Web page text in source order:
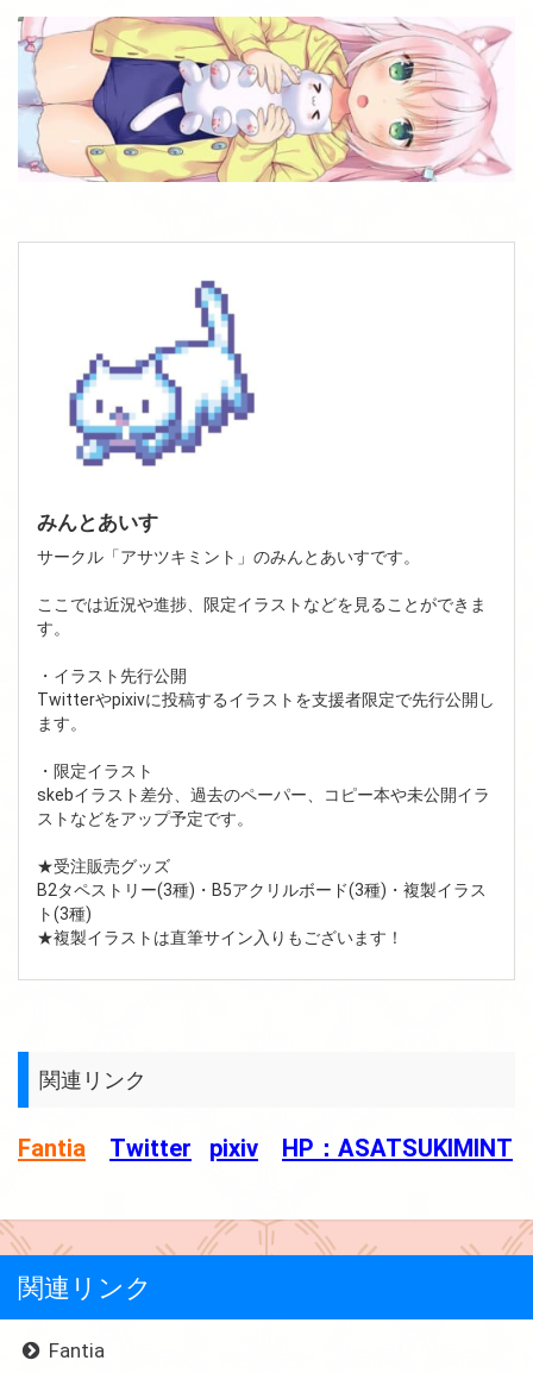
みんとあいす
サークル「アサツキミント」のみんとあいすです。
ここでは近況や進捗、限定イラストなどを見ることができま
す。
・イラスト先行公開
Twitterやpixivに投稿するイラストを支援者限定で先行公開し
ます。
・限定イラスト
skebイラスト差分、過去のペーパー、コピー本や未公開イラ
ストなどをアップ予定です。
★受注販売グッズ
B2タペストリー(3種)・B5アクリルボード(3種)・複製イラス
ト(3種)
★複製イラストは直筆サイン入りもございます！
関連リンク
Fantia Twitter pixiv HP：ASATSUKIMINT
関連リンク
Fantia